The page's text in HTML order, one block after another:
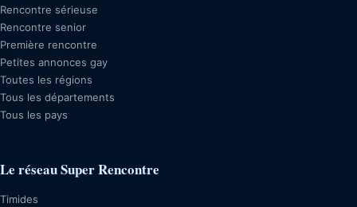
Rencontre sérieuse
Rencontre senior
Première rencontre
Petites annonces gay
Toutes les régions
Tous les départements
Tous les pays
Le réseau Super Rencontre
Timides